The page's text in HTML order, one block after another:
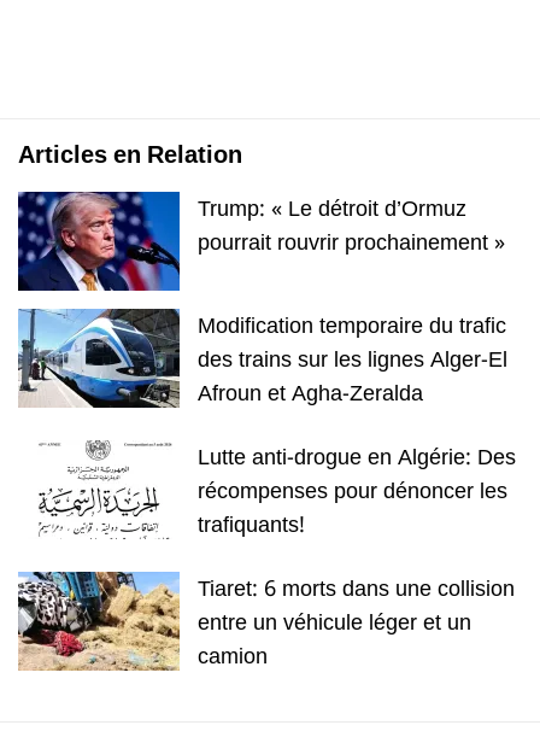
Articles en Relation
Trump: « Le détroit d’Ormuz
pourrait rouvrir prochainement »
Modification temporaire du trafic
des trains sur les lignes Alger-El
Afroun et Agha-Zeralda
Lutte anti-drogue en Algérie: Des
récompenses pour dénoncer les
trafiquants!
Tiaret: 6 morts dans une collision
entre un véhicule léger et un
camion